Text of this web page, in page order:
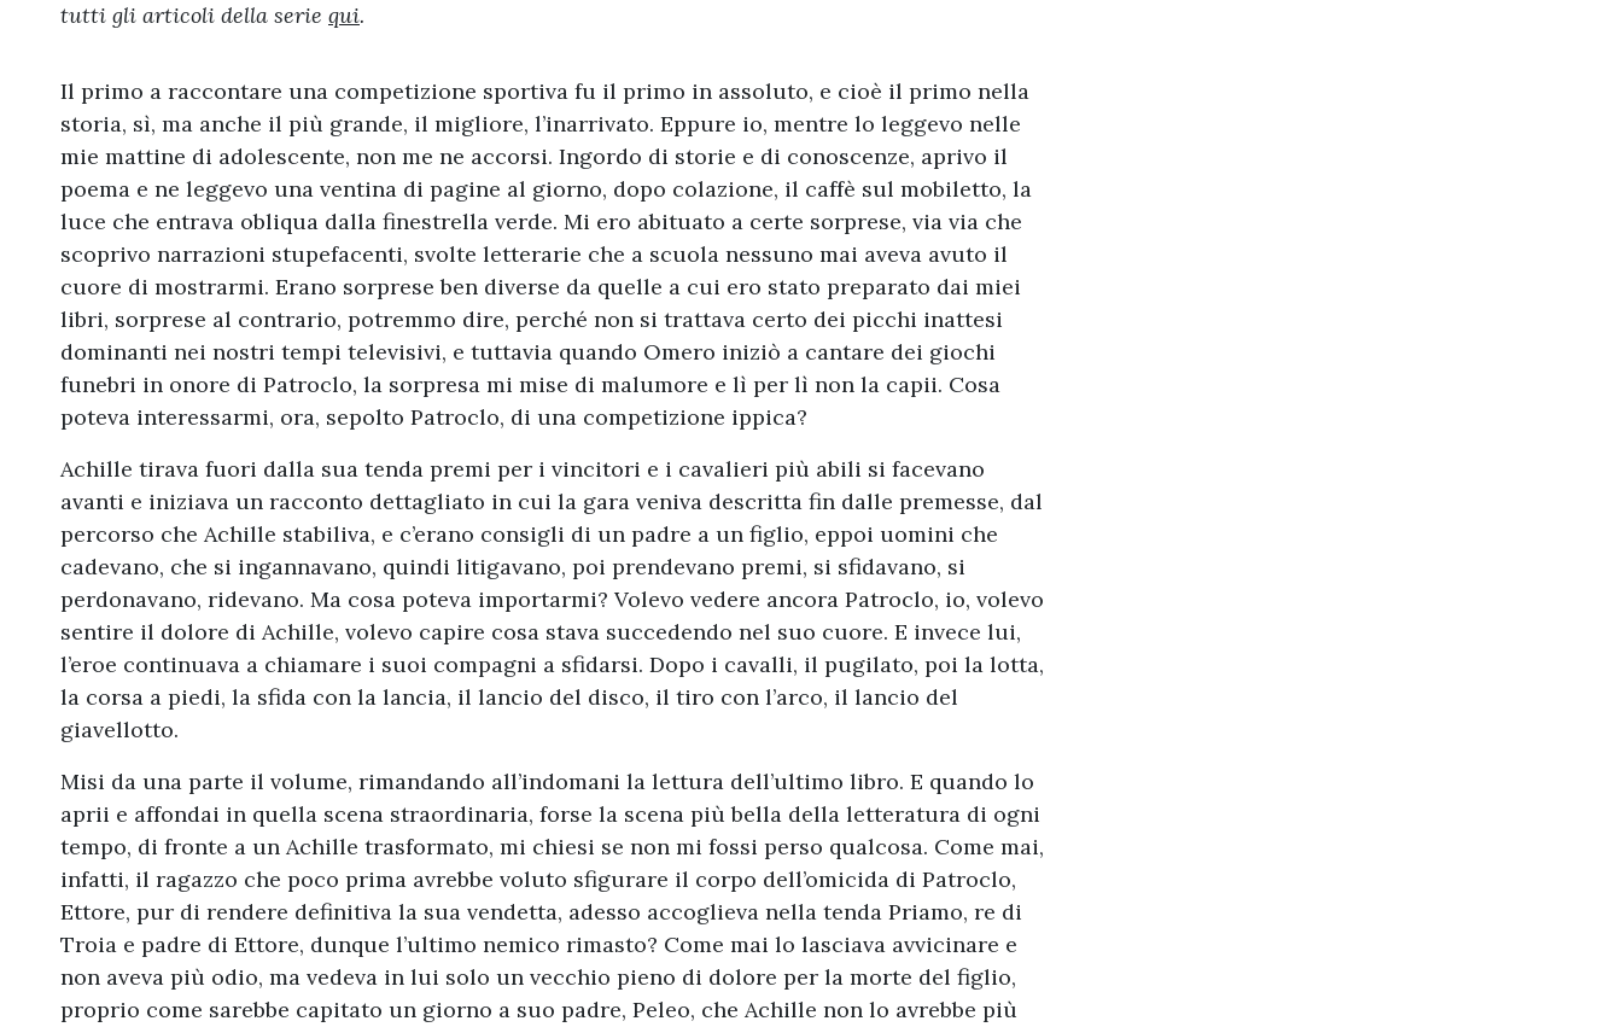
tutti gli articoli della serie qui.
Il primo a raccontare una competizione sportiva fu il primo in assoluto, e cioè il primo nella
storia, sì, ma anche il più grande, il migliore, l’inarrivato. Eppure io, mentre lo leggevo nelle
mie mattine di adolescente, non me ne accorsi. Ingordo di storie e di conoscenze, aprivo il
poema e ne leggevo una ventina di pagine al giorno, dopo colazione, il caffè sul mobiletto, la
luce che entrava obliqua dalla finestrella verde. Mi ero abituato a certe sorprese, via via che
scoprivo narrazioni stupefacenti, svolte letterarie che a scuola nessuno mai aveva avuto il
cuore di mostrarmi. Erano sorprese ben diverse da quelle a cui ero stato preparato dai miei
libri, sorprese al contrario, potremmo dire, perché non si trattava certo dei picchi inattesi
dominanti nei nostri tempi televisivi, e tuttavia quando Omero iniziò a cantare dei giochi
funebri in onore di Patroclo, la sorpresa mi mise di malumore e lì per lì non la capii. Cosa
poteva interessarmi, ora, sepolto Patroclo, di una competizione ippica?
Achille tirava fuori dalla sua tenda premi per i vincitori e i cavalieri più abili si facevano
avanti e iniziava un racconto dettagliato in cui la gara veniva descritta fin dalle premesse, dal
percorso che Achille stabiliva, e c’erano consigli di un padre a un figlio, eppoi uomini che
cadevano, che si ingannavano, quindi litigavano, poi prendevano premi, si sfidavano, si
perdonavano, ridevano. Ma cosa poteva importarmi? Volevo vedere ancora Patroclo, io, volevo
sentire il dolore di Achille, volevo capire cosa stava succedendo nel suo cuore. E invece lui,
l’eroe continuava a chiamare i suoi compagni a sfidarsi. Dopo i cavalli, il pugilato, poi la lotta,
la corsa a piedi, la sfida con la lancia, il lancio del disco, il tiro con l’arco, il lancio del
giavellotto.
Misi da una parte il volume, rimandando all’indomani la lettura dell’ultimo libro. E quando lo
aprii e affondai in quella scena straordinaria, forse la scena più bella della letteratura di ogni
tempo, di fronte a un Achille trasformato, mi chiesi se non mi fossi perso qualcosa. Come mai,
infatti, il ragazzo che poco prima avrebbe voluto sfigurare il corpo dell’omicida di Patroclo,
Ettore, pur di rendere definitiva la sua vendetta, adesso accoglieva nella tenda Priamo, re di
Troia e padre di Ettore, dunque l’ultimo nemico rimasto? Come mai lo lasciava avvicinare e
non aveva più odio, ma vedeva in lui solo un vecchio pieno di dolore per la morte del figlio,
proprio come sarebbe capitato un giorno a suo padre, Peleo, che Achille non lo avrebbe più